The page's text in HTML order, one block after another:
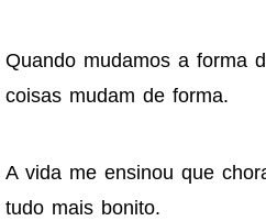
Quando mudamos a forma
coisas mudam de forma.
A vida me ensinou que
tudo mais bonito.